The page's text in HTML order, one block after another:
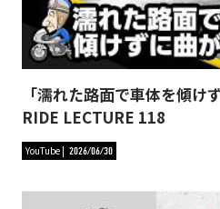
「濡れた路面で車体を傾け
RIDE LECTURE 118
YouTube 2026/06/30